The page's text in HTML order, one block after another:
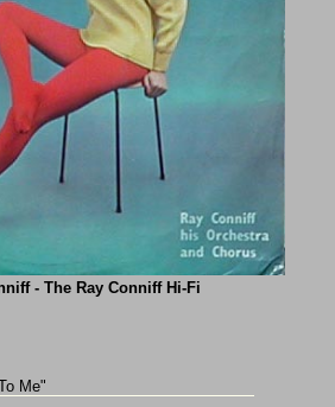
- The Ray Conniff Hi-Fi
Me"